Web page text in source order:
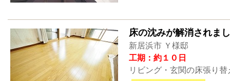
床の沈みが解消されま
新居浜市 Ｙ様邸
工期：約１０日
リビング・玄関の床張り